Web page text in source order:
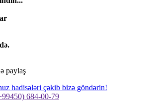
paylaş
hadisələri çəkib bizə göndərin!
684-00-79